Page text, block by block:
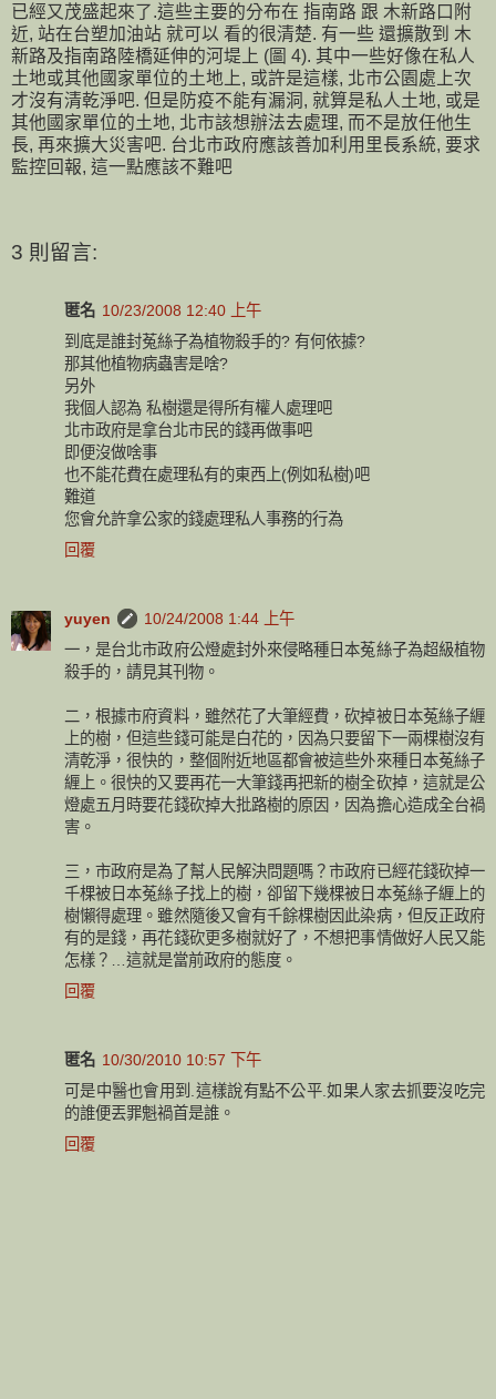
已經又茂盛起來了.這些主要的分布在 指南路 跟 木新路口附
近, 站在台塑加油站 就可以 看的很清楚. 有一些 還擴散到 木
新路及指南路陸橋延伸的河堤上 (圖 4). 其中一些好像在私人
土地或其他國家單位的土地上, 或許是這樣, 北市公園處上次
才沒有清乾淨吧. 但是防疫不能有漏洞, 就算是私人土地, 或是
其他國家單位的土地, 北市該想辦法去處理, 而不是放任他生
長, 再來擴大災害吧. 台北市政府應該善加利用里長系統, 要求
監控回報, 這一點應該不難吧
3 則留言:
匿名 10/23/2008 12:40 上午
到底是誰封菟絲子為植物殺手的? 有何依據?
那其他植物病蟲害是啥?
另外
我個人認為 私樹還是得所有權人處理吧
北市政府是拿台北市民的錢再做事吧
即便沒做啥事
也不能花費在處理私有的東西上(例如私樹)吧
難道
您會允許拿公家的錢處理私人事務的行為
回覆
yuyen
10/24/2008 1:44 上午
一，是台北市政府公燈處封外來侵略種日本菟絲子為超級植物
殺手的，請見其刊物。
二，根據市府資料，雖然花了大筆經費，砍掉被日本菟絲子緾
上的樹，但這些錢可能是白花的，因為只要留下一兩棵樹沒有
清乾淨，很快的，整個附近地區都會被這些外來種日本菟絲子
緾上。很快的又要再花一大筆錢再把新的樹全砍掉，這就是公
燈處五月時要花錢砍掉大批路樹的原因，因為擔心造成全台禍
害。
三，市政府是為了幫人民解決問題嗎？市政府已經花錢砍掉一
千棵被日本菟絲子找上的樹，卻留下幾棵被日本菟絲子緾上的
樹懶得處理。雖然隨後又會有千餘棵樹因此染病，但反正政府
有的是錢，再花錢砍更多樹就好了，不想把事情做好人民又能
怎樣？…這就是當前政府的態度。
回覆
匿名 10/30/2010 10:57 下午
可是中醫也會用到.這樣說有點不公平.如果人家去抓要沒吃完
的誰便丟罪魁禍首是誰。
回覆